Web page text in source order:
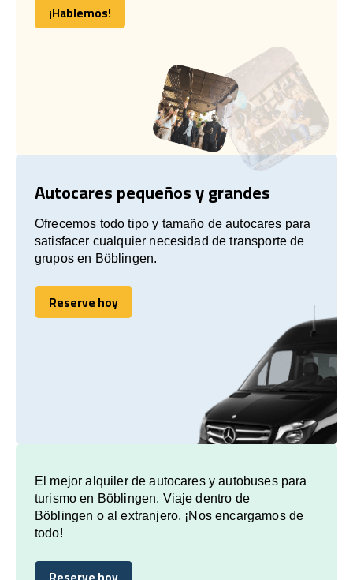
¡Hablemos!
¡Hablemos!
Autocares pequeños y grandes
Ofrecemos todo tipo y tamaño de autocares para
satisfacer cualquier necesidad de transporte de
grupos en Böblingen.
Reserve hoy
Reserve hoy
El mejor alquiler de autocares y autobuses para
turismo en Böblingen. Viaje dentro de
Böblingen o al extranjero. ¡Nos encargamos de
todo!